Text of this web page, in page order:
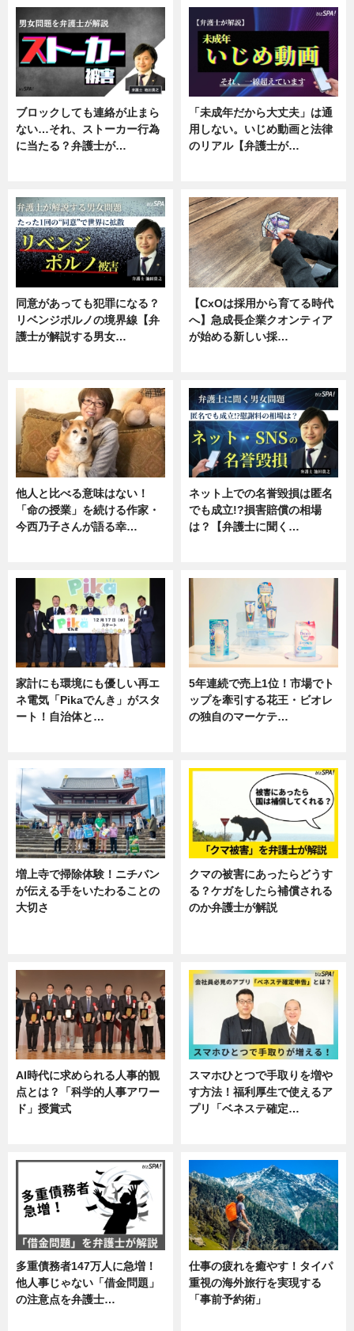
ブロックしても連絡が止まら
ない…それ、ストーカー行為
に当たる？弁護士が…
「未成年だから大丈夫」は通
用しない。いじめ動画と法律
のリアル【弁護士が…
同意があっても犯罪になる？
リベンジポルノの境界線【弁
護士が解説する男女…
【CxOは採用から育てる時代
へ】急成長企業クオンティア
が始める新しい採…
他人と比べる意味はない！
「命の授業」を続ける作家・
今西乃子さんが語る幸…
ネット上での名誉毀損は匿名
でも成立!?損害賠償の相場
は？【弁護士に聞く…
家計にも環境にも優しい再エ
ネ電気「Pikaでんき」がスタ
ート！自治体と…
5年連続で売上1位！市場でト
ップを牽引する花王・ビオレ
の独自のマーケテ…
増上寺で掃除体験！ニチバン
が伝える手をいたわることの
大切さ
クマの被害にあったらどうす
る？ケガをしたら補償される
のか弁護士が解説
AI時代に求められる人事的観
点とは？「科学的人事アワー
ド」授賞式
スマホひとつで手取りを増や
す方法！福利厚生で使えるア
プリ「ベネステ確定…
多重債務者147万人に急増！
他人事じゃない「借金問題」
の注意点を弁護士…
仕事の疲れを癒やす！タイパ
重視の海外旅行を実現する
「事前予約術」